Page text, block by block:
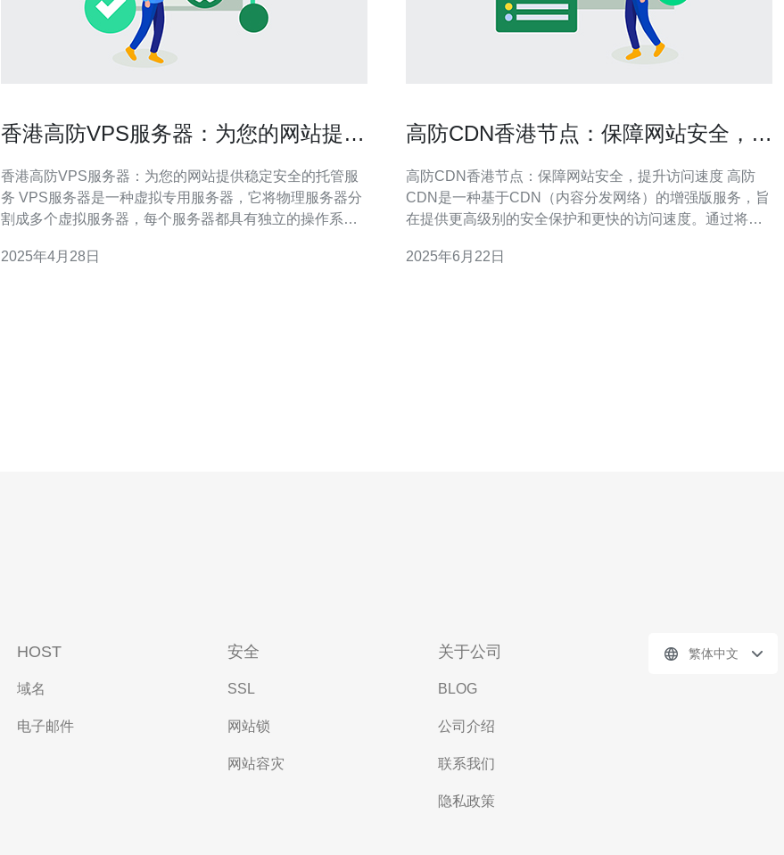
香港高防VPS服务器：为您的网站提供
香港高防VPS服务器：为您的网站提供稳定安全的托管服
务 VPS服务器是一种虚拟专用服务器，它将物理服务器分
割成多个虚拟服务器，每个服务器都具有独立的操作系统
和控制权，同时以更低的成本获得更好的性能。 香港作为
2025年4月28日
高防CDN香港节点：保障网站安全，提
高防CDN香港节点：保障网站安全，提升访问速度 高防
CDN是一种基于CDN（内容分发网络）的增强版服务，旨
在提供更高级别的安全保护和更快的访问速度。通过将网
服务器负载，提高网站的稳定性和性能。 香港作为亚洲重
2025年6月22日
HOST
域名
电子邮件
安全
SSL
网站锁
网站容灾
关于公司
BLOG
公司介绍
联系我们
隐私政策
繁体中文